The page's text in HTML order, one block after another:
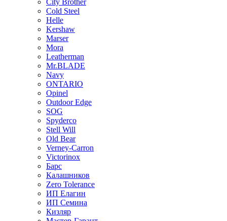
City Brother
Cold Steel
Helle
Kershaw
Marser
Mora
Leatherman
Mr.BLADE
Navy
ONTARIO
Opinel
Outdoor Edge
SOG
Spyderco
Stell Will
Old Bear
Verney-Carron
Victorinox
Барс
Калашников
Zero Tolerance
ИП Елагин
ИП Семина
Кизляр